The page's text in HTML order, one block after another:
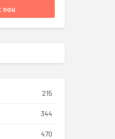
215
344
470